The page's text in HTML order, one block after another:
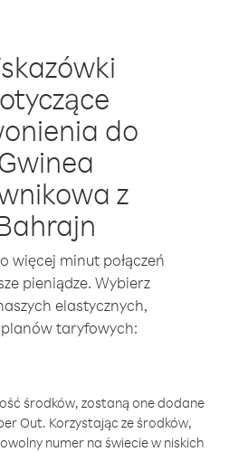
do
z
więcej minut połączeń
pieniądze. Wybierz
elastycznych,
taryfowych:
środków, zostaną one dodane
Out. Korzystając ze środków,
numer na świecie w niskich